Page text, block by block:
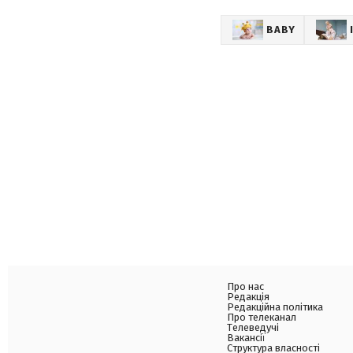
BABY
Про нас
Редакція
Редакційна політика
Про телеканал
Телеведучі
Вакансії
Структура власності